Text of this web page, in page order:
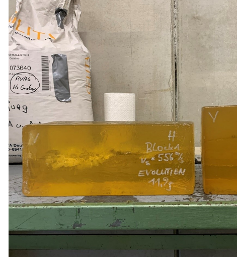
ZWISCHEN
HTL
FERLACH
UND